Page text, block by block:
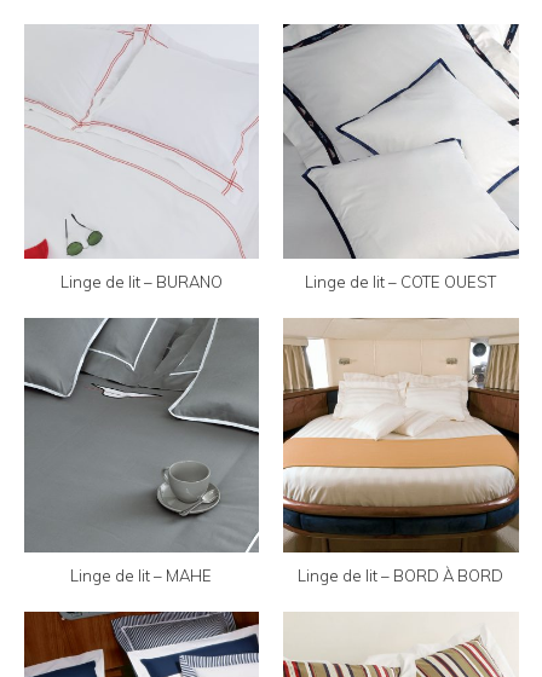
Linge de lit – BURANO Linge de lit – COTE OUEST
Linge de lit – MAHE Linge de lit – BORD À BORD